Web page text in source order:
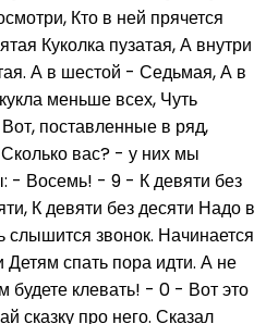
Кто в ней прячется
Куколка пузатая, А внутри
А в шестой - Седьмая, А в
меньше всех, Чуть
поставленные в ряд,
вас? - у них мы
- Восемь! - 9 - К девяти без
К девяти без десяти Надо в
слышится звонок. Начинается
Детям спать пора идти. А не
будете клевать! - 0 - Вот это
сказку про него. Сказал